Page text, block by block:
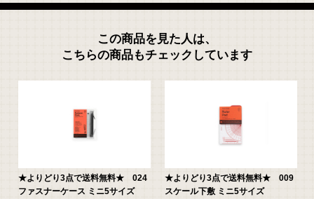
この商品を見た人は、
こちらの商品もチェックしています
★よりどり3点で送料無料★ 024
ファスナーケース ミニ5サイズ
★よりどり3点で送料無料★ 009
スケール下敷 ミニ5サイズ